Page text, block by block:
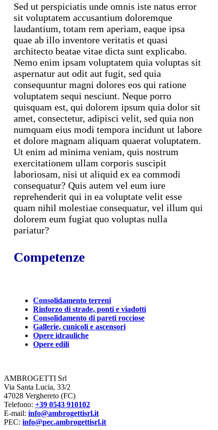
Sed ut perspiciatis unde omnis iste natus error
sit voluptatem accusantium doloremque
laudantium, totam rem aperiam, eaque ipsa
quae ab illo inventore veritatis et quasi
architecto beatae vitae dicta sunt explicabo.
Nemo enim ipsam voluptatem quia voluptas sit
aspernatur aut odit aut fugit, sed quia
consequuntur magni dolores eos qui ratione
voluptatem sequi nesciunt. Neque porro
quisquam est, qui dolorem ipsum quia dolor sit
amet, consectetur, adipisci velit, sed quia non
numquam eius modi tempora incidunt ut labore
et dolore magnam aliquam quaerat voluptatem.
Ut enim ad minima veniam, quis nostrum
exercitationem ullam corporis suscipit
laboriosam, nisi ut aliquid ex ea commodi
consequatur? Quis autem vel eum iure
reprehenderit qui in ea voluptate velit esse
quam nihil molestiae consequatur, vel illum qui
dolorem eum fugiat quo voluptas nulla
pariatur?
Competenze
Consolidamento terreni
Rinforzo di strade, ponti e viadotti
Consolidamento di pareti rocciose
Gallerie, cunicoli e ascensori
Opere idrauliche
Opere edili
AMBROGETTI Srl
Via Santa Lucia, 33/2
47028 Verghereto (FC)
Telefono: +39 0543 910102
E-mail: info@ambrogettisrl.it
PEC: info@pec.ambrogettisrl.it